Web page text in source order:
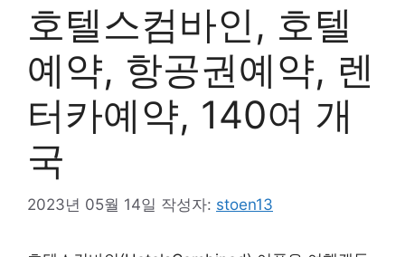
호텔스컴바인, 호텔
예약, 항공권예약, 렌
터카예약, 140여 개
국
2023년 05월 14일 작성자: stoen13